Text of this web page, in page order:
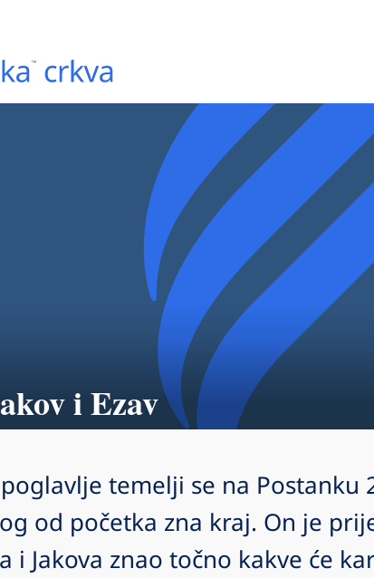
i Ezav
temelji se na Postanku
od početka zna kraj. On je
i Jakova znao točno kakve će